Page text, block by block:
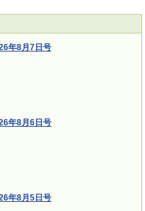
年8月7日号
年8月6日号
年8月5日号